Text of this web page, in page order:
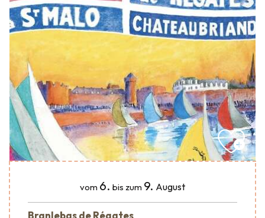
vom 6. bis zum 9. August
Branlebas de Régates